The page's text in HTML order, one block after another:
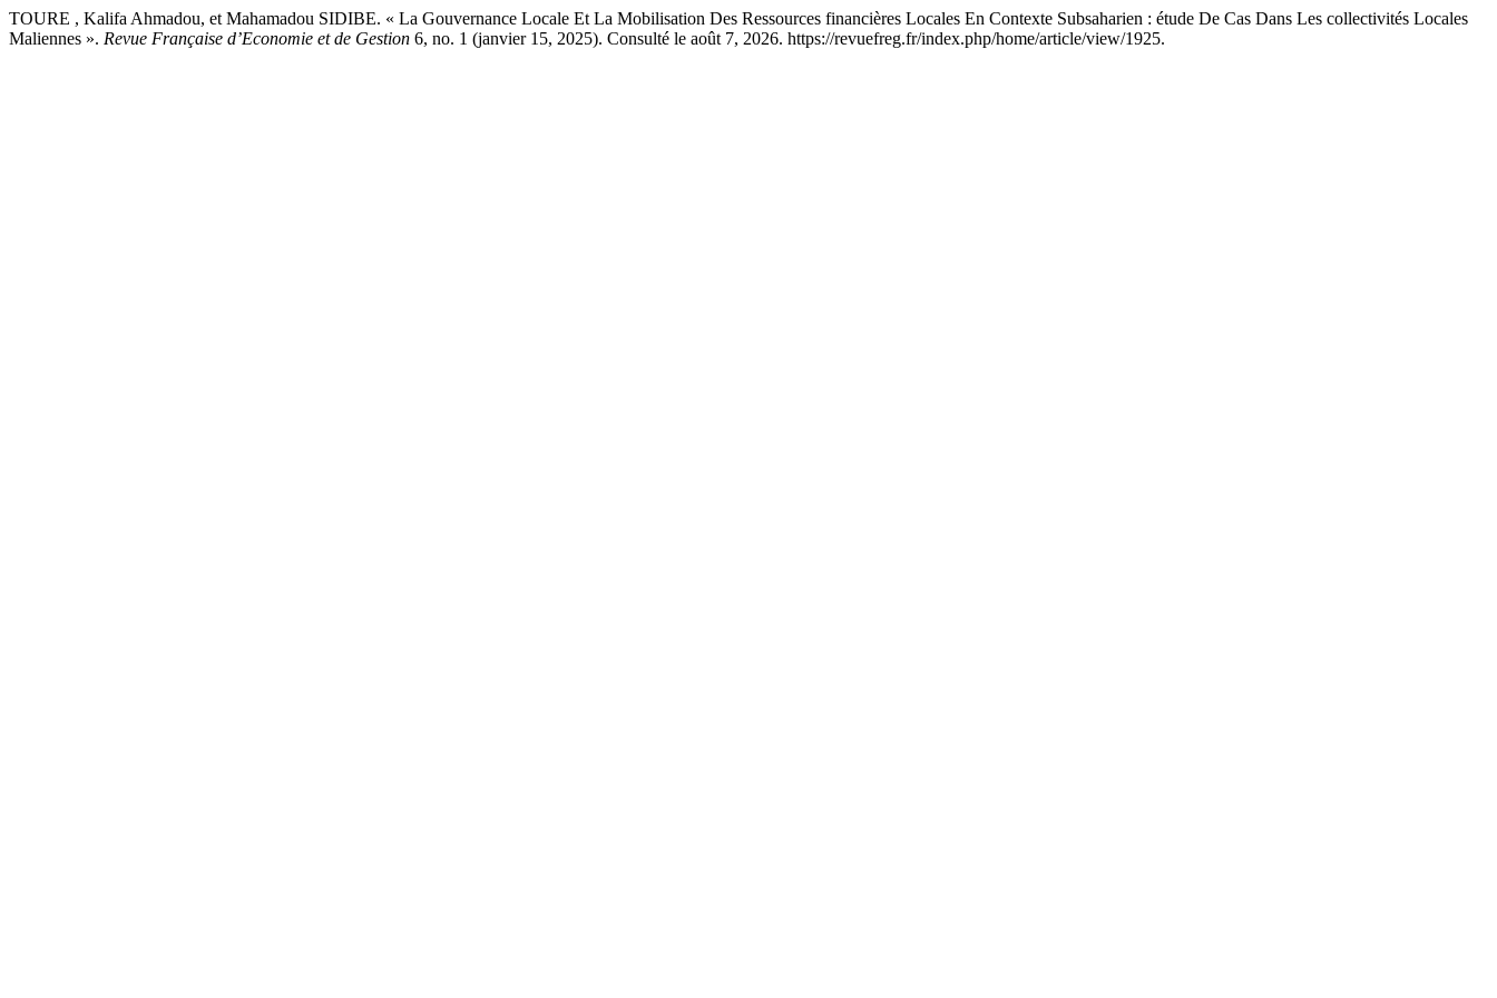
TOURE , Kalifa Ahmadou, et Mahamadou SIDIBE. « La Gouvernance Locale Et La Mobilisation Des Ressources financières Locales En Contexte Subsaharien : étude De Cas Dans Les collectivités Locales
Maliennes ». Revue Française d’Economie et de Gestion 6, no. 1 (janvier 15, 2025). Consulté le août 7, 2026. https://revuefreg.fr/index.php/home/article/view/1925.